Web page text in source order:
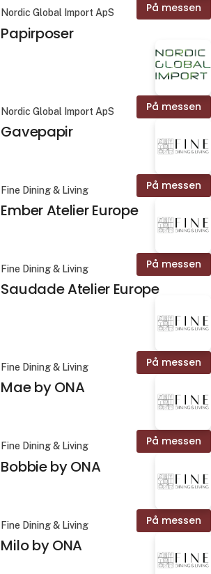
På messen
Nordic Global Import ApS
Papirposer
På messen
Nordic Global Import ApS
Gavepapir
På messen
Fine Dining & Living
Ember Atelier Europe
På messen
Fine Dining & Living
Saudade Atelier Europe
På messen
Fine Dining & Living
Mae by ONA
På messen
Fine Dining & Living
Bobbie by ONA
På messen
Fine Dining & Living
Milo by ONA